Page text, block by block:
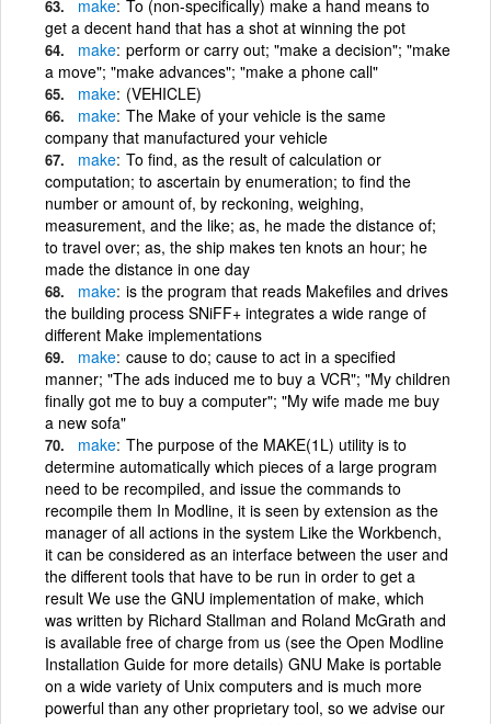
make To (non-specifically) make a hand means to
get a decent hand that has a shot at winning the pot
make perform or carry out; "make a decision"; "make
a move"; "make advances"; "make a phone call"
make (VEHICLE)
make The Make of your vehicle is the same
company that manufactured your vehicle
make To find, as the result of calculation or
computation; to ascertain by enumeration; to find the
number or amount of, by reckoning, weighing,
measurement, and the like; as, he made the distance of;
to travel over; as, the ship makes ten knots an hour; he
made the distance in one day
make is the program that reads Makefiles and drives
the building process SNiFF+ integrates a wide range of
different Make implementations
make cause to do; cause to act in a specified
manner; "The ads induced me to buy a VCR"; "My children
finally got me to buy a computer"; "My wife made me buy
a new sofa"
make The purpose of the MAKE(1L) utility is to
determine automatically which pieces of a large program
need to be recompiled, and issue the commands to
recompile them In Modline, it is seen by extension as the
manager of all actions in the system Like the Workbench,
it can be considered as an interface between the user and
the different tools that have to be run in order to get a
result We use the GNU implementation of make, which
was written by Richard Stallman and Roland McGrath and
is available free of charge from us (see the Open Modline
Installation Guide for more details) GNU Make is portable
on a wide variety of Unix computers and is much more
powerful than any other proprietary tool, so we advise our